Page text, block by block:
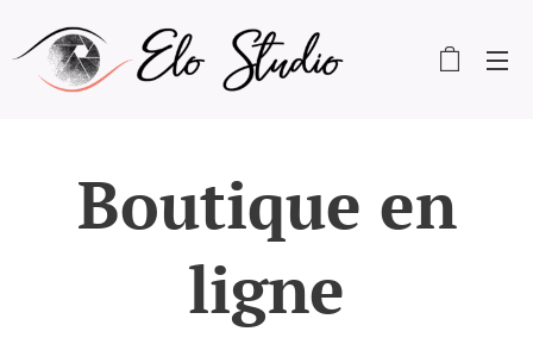
Boutique en
ligne